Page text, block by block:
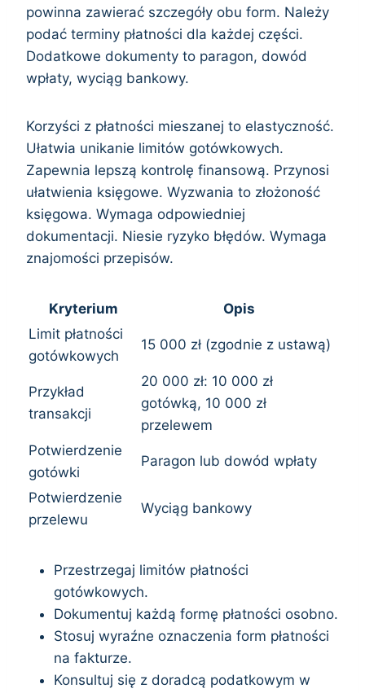
powinna zawierać szczegóły obu form. Należy
podać terminy płatności dla każdej części.
Dodatkowe dokumenty to paragon, dowód
wpłaty, wyciąg bankowy.
Korzyści z płatności mieszanej to elastyczność.
Ułatwia unikanie limitów gotówkowych.
Zapewnia lepszą kontrolę finansową. Przynosi
ułatwienia księgowe. Wyzwania to złożoność
księgowa. Wymaga odpowiedniej
dokumentacji. Niesie ryzyko błędów. Wymaga
znajomości przepisów.
Kryterium
Opis
Limit płatności
gotówkowych
15 000 zł (zgodnie z ustawą)
Przykład
transakcji
20 000 zł: 10 000 zł
gotówką, 10 000 zł
przelewem
Potwierdzenie
gotówki
Paragon lub dowód wpłaty
Potwierdzenie
przelewu
Wyciąg bankowy
Przestrzegaj limitów płatności
gotówkowych.
Dokumentuj każdą formę płatności osobno.
Stosuj wyraźne oznaczenia form płatności
na fakturze.
Konsultuj się z doradcą podatkowym w